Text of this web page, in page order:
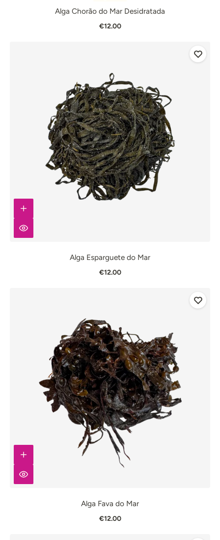
Alga Chorão do Mar Desidratada
€12.00
Alga Esparguete do Mar
€12.00
Alga Fava do Mar
€12.00